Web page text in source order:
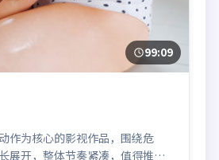
99:09
作为核心的影视作品，围绕危
展开，整体节奏紧凑，值得推荐